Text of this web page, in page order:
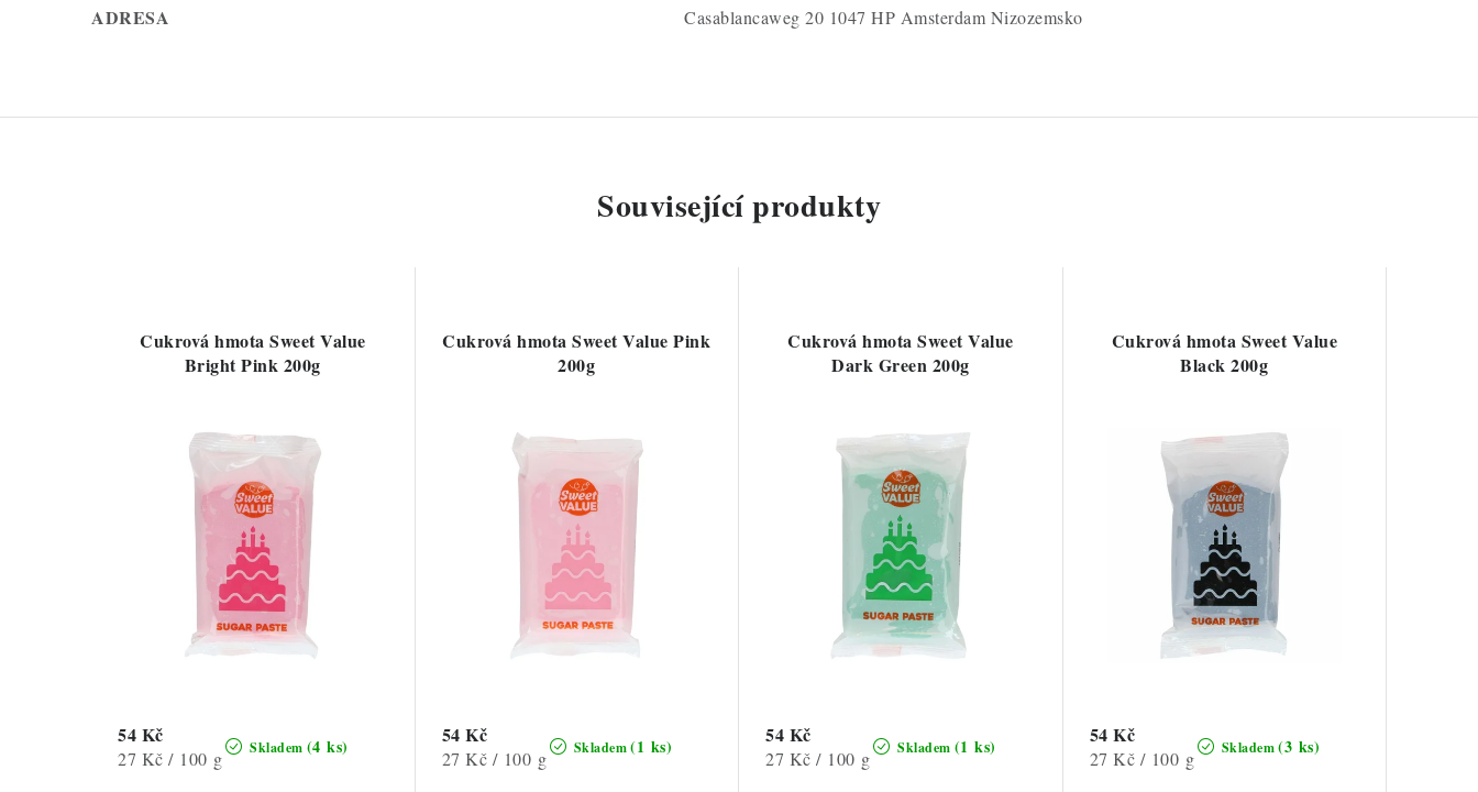
ADRESA Casablancaweg 20 1047 HP Amsterdam Nizozemsko
Související produkty
Cukrová hmota Sweet Value
Bright Pink 200g
Skladem (4 ks)
54 Kč
Měrná
27 Kč / 100 g
Cukrová hmota Sweet Value Pink
200g
Skladem(1 ks)
54 Kč
Měrná
27 Kč / 100 g
Cukrová hmota Sweet Value
Dark Green 200g
Skladem (1 ks)
54 Kč
Měrná
27 Kč / 100 g
Cukrová hmota Sweet Value
Black 200g
Skladem(3 ks)
54 Kč
Měrná
27 Kč / 100 g